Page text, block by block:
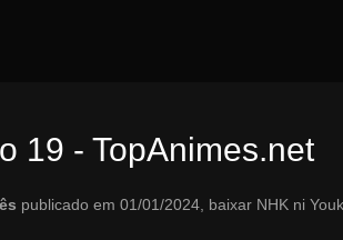
19 - TopAnimes.net
publicado em 01/01/2024, baixar NHK ni